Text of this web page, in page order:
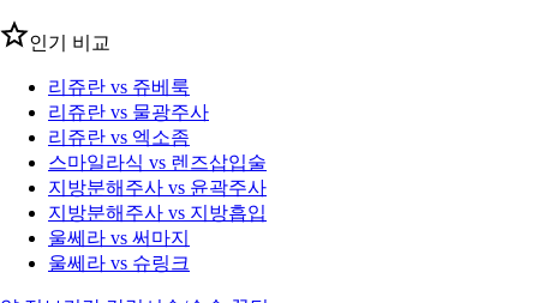
인기 비교
리쥬란 vs 쥬베룩
리쥬란 vs 물광주사
리쥬란 vs 엑소좀
스마일라식 vs 렌즈삽입술
지방분해주사 vs 윤곽주사
지방분해주사 vs 지방흡입
울쎄라 vs 써마지
울쎄라 vs 슈링크